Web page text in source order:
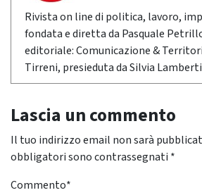
Rivista on line di politica, lavoro,
fondata e diretta da Pasquale
editoriale: Comunicazione &
Tirreni, presieduta da Silvia
Lascia un commento
Il tuo indirizzo email non sarà
obbligatori sono contrassegnati *
Commento*